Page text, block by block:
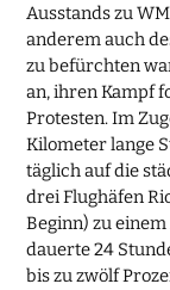
Ausstands zu
anderem auch
zu befürchten
an, ihren Kampf
Protesten. Im
Kilometer lange
täglich auf die
drei Flughäfen
Beginn) zu
dauerte 24
bis zu zwölf